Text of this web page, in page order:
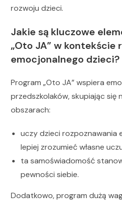
rozwoju dzieci.
Jakie są kluczowe
„Oto JA” w kontekście
emocjonalnego dzieci?
Program „Oto JA” wspiera
przedszkolaków, skupiając się
obszarach:
uczy dzieci rozpoznawania
lepiej zrozumieć własne
ta samoświadomość
pewności siebie.
Dodatkowo, program dużą